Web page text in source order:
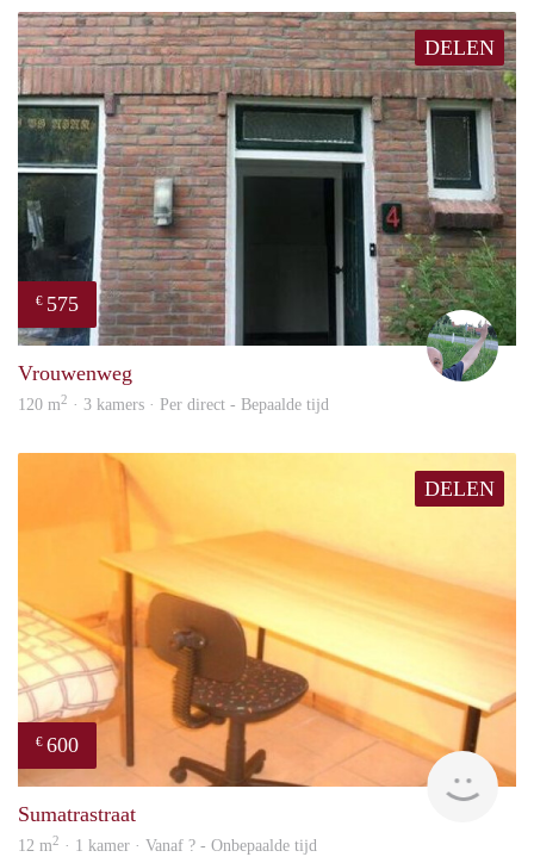
DELEN
€ 575
S.S.
Vrouwenweg
120 m2 · 3 kamers · Per direct - Bepaalde tijd
DELEN
€ 600
Sumatrastraat
12 m2 · 1 kamer · Vanaf ? - Onbepaalde tijd